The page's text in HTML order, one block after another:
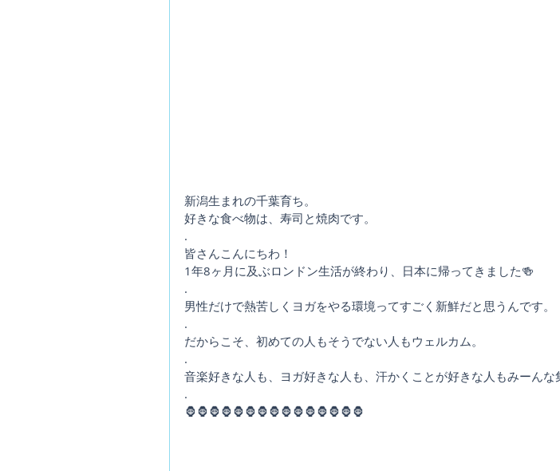
新潟生まれの千葉育ち。
好きな食べ物は、寿司と焼肉です。
.
皆さんこんにちわ！
1年8ヶ月に及ぶロンドン生活が終わり、日本に帰ってきました🍻
.
男性だけで熱苦しくヨガをやる環境ってすごく新鮮だと思うんです。
.
だからこそ、初めての人もそうでない人もウェルカム。
.
音楽好きな人も、ヨガ好きな人も、汗かくことが好きな人もみーんな
.
🦍🦍🦍🦍🦍🦍🦍🦍🦍🦍🦍🦍🦍🦍🦍